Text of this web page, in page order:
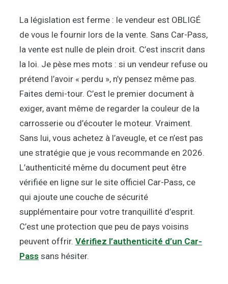
La législation est ferme : le vendeur est OBLIGÉ
de vous le fournir lors de la vente. Sans Car-Pass,
la vente est nulle de plein droit. C’est inscrit dans
la loi. Je pèse mes mots : si un vendeur refuse ou
prétend l’avoir « perdu », n’y pensez même pas.
Faites demi-tour. C’est le premier document à
exiger, avant même de regarder la couleur de la
carrosserie ou d’écouter le moteur. Vraiment.
Sans lui, vous achetez à l’aveugle, et ce n’est pas
une stratégie que je vous recommande en 2026.
L’authenticité même du document peut être
vérifiée en ligne sur le site officiel Car-Pass, ce
qui ajoute une couche de sécurité
supplémentaire pour votre tranquillité d’esprit.
C’est une protection que peu de pays voisins
peuvent offrir. Vérifiez l’authenticité d’un Car-
Pass sans hésiter.